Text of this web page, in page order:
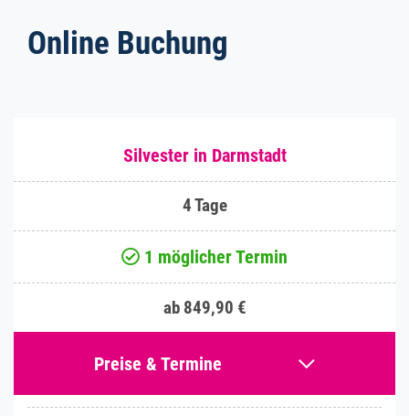
Online Buchung
Silvester in Darmstadt
4 Tage
1 möglicher Termin
ab 849,90 €
Preise & Termine